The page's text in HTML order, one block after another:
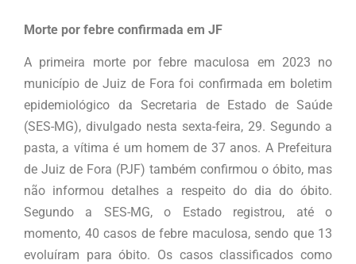
Morte por febre confirmada em JF
A primeira morte por febre maculosa em 2023 no
município de Juiz de Fora foi confirmada em boletim
epidemiológico da Secretaria de Estado de Saúde
(SES-MG), divulgado nesta sexta-feira, 29. Segundo a
pasta, a vítima é um homem de 37 anos. A Prefeitura
de Juiz de Fora (PJF) também confirmou o óbito, mas
não informou detalhes a respeito do dia do óbito.
Segundo a SES-MG, o Estado registrou, até o
momento, 40 casos de febre maculosa, sendo que 13
evoluíram para óbito. Os casos classificados como